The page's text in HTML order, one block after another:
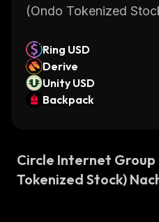
(Ondo Tokenized
Ring USD
Derive
Unity USD
Backpack
Circle Internet Group
Tokenized Stock)